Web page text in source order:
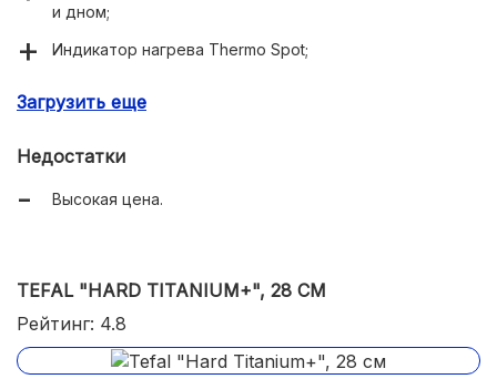
и дном;
Индикатор нагрева Thermo Spot;
Загрузить еще
Недостатки
Высокая цена.
TEFAL "HARD TITANIUM+", 28 СМ
Рейтинг: 4.8